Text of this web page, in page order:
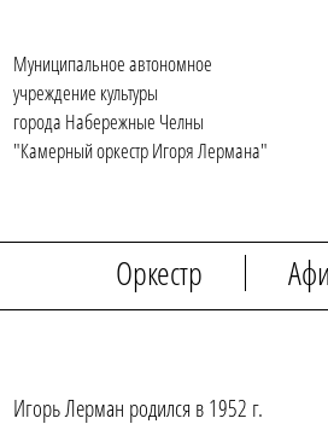
Муниципальное автономное
учреждение культуры
города Набережные Челны
"Камерный оркестр Игоря Лермана"
Оркестр
Игорь Лерман родился в 1952 г.